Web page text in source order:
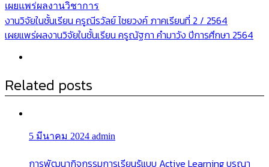
เผยแพร่ผลงานวิชาการ
แนะแนว
เรื่อง
งานวิจัยในชั้นเรียน ครูณีรวัลย์ ไชยวงค์ ภาคเรียนที่ 2 / 2564
เผยแพร่ผลงานวิจัยในชั้นเรียน ครูณัฐกา คำมาวัง ปีการศึกษา 2564
Related posts
5 มีนาคม 2024 admin
การพัฒนากิจกรรมการเรียนรู้แบบ Active Learning บูรณา